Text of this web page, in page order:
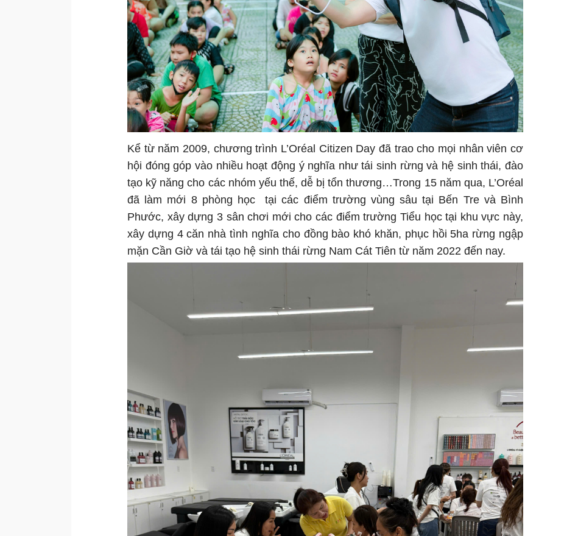
Kể từ năm 2009, chương trình L’Oréal Citizen Day đã trao cho mọi nhân viên cơ
hội đóng góp vào nhiều hoạt động ý nghĩa như tái sinh rừng và hệ sinh thái, đào
tạo kỹ năng cho các nhóm yếu thế, dễ bị tổn thương…Trong 15 năm qua, L’Oréal
đã làm mới 8 phòng học tại các điểm trường vùng sâu tại Bến Tre và Bình
Phước, xây dựng 3 sân chơi mới cho các điểm trường Tiểu học tại khu vực này,
xây dựng 4 căn nhà tình nghĩa cho đồng bào khó khăn, phục hồi 5ha rừng ngập
mặn Cần Giờ và tái tạo hệ sinh thái rừng Nam Cát Tiên từ năm 2022 đến nay.